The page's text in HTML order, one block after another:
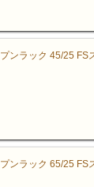
角を丸く
思わず触
ンラック 45/25 FS
ンラック 65/25 FS